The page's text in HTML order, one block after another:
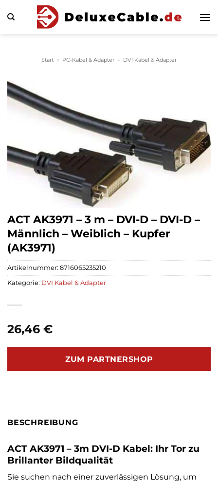
Inhalt
Start » PC-Kabel & Adapter » DVI Kabel & Adapter
ACT AK3971 – 3 m – DVI-D – DVI-D –
Männlich – Weiblich – Kupfer
(AK3971)
26,46 €
ZUM PARTNERSHOP
Artikelnummer: 8716065235210
Kategorie: DVI Kabel & Adapter
BESCHREIBUNG
ACT AK3971 – 3m DVI-D Kabel: Ihr Tor zu
Brillanter Bildqualität
Sie suchen nach einer zuverlässigen Lösung, um